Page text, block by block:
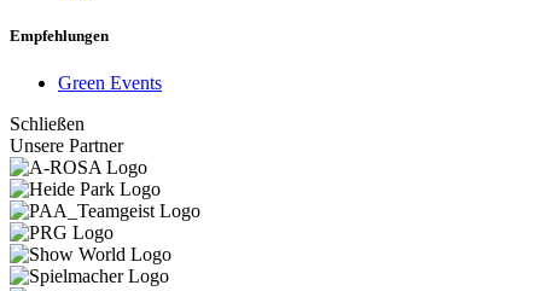
Empfehlungen
Green Events
Schließen
Unsere Partner